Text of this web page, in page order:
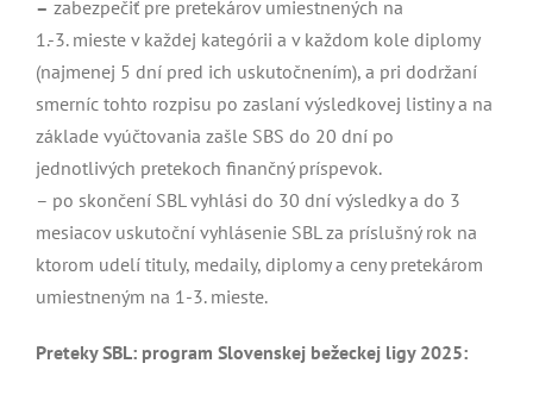
– zabezpečiť pre pretekárov umiestnených na
1.-3. mieste v každej kategórii a v každom kole diplomy
(najmenej 5 dní pred ich uskutočnením), a pri dodržaní
smerníc tohto rozpisu po zaslaní výsledkovej listiny a na
základe vyúčtovania zašle SBS do 20 dní po
jednotlivých pretekoch finančný príspevok.
– po skončení SBL vyhlási do 30 dní výsledky a do 3
mesiacov uskutoční vyhlásenie SBL za príslušný rok na
ktorom udelí tituly, medaily, diplomy a ceny pretekárom
umiestneným na 1-3. mieste.
Preteky SBL: program Slovenskej bežeckej ligy 2025: